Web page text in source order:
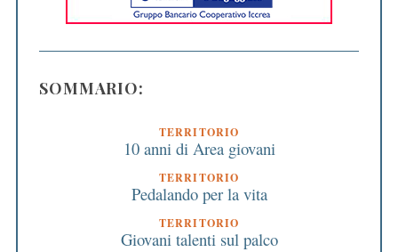
SOMMARIO:
TERRITORIO
10 anni di Area giovani
TERRITORIO
Pedalando per la vita
TERRITORIO
Giovani talenti sul palco